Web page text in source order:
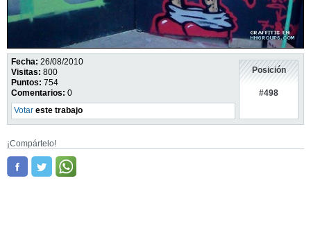
Fecha: 26/08/2010
Visitas: 800
Puntos: 754
Comentarios: 0
Votar este trabajo
Posición
#498
¡Compártelo!